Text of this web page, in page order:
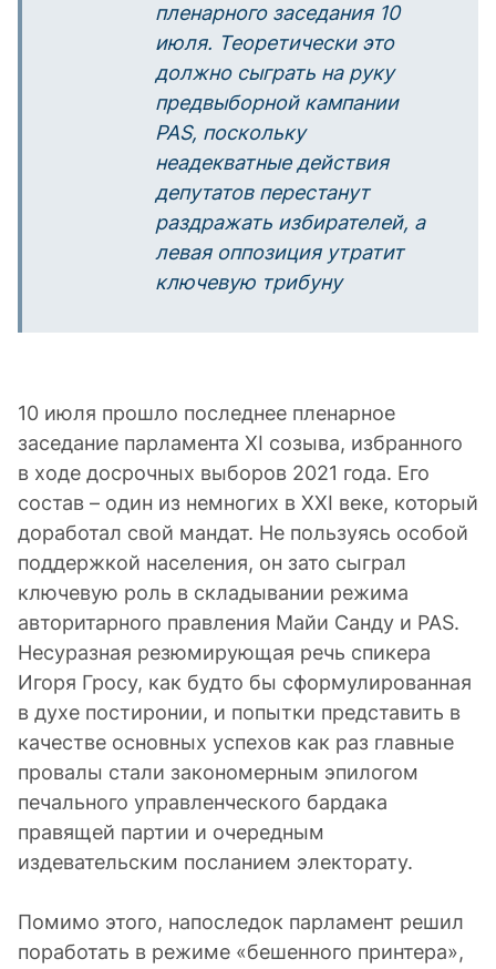
пленарного заседания 10
июля. Теоретически это
должно сыграть на руку
предвыборной кампании
PAS, поскольку
неадекватные действия
депутатов перестанут
раздражать избирателей, а
левая оппозиция утратит
ключевую трибуну
10 июля прошло последнее пленарное
заседание парламента XI созыва, избранного
в ходе досрочных выборов 2021 года. Его
состав – один из немногих в XXI веке, который
доработал свой мандат. Не пользуясь особой
поддержкой населения, он зато сыграл
ключевую роль в складывании режима
авторитарного правления Майи Санду и PAS.
Несуразная резюмирующая речь спикера
Игоря Гросу, как будто бы сформулированная
в духе постиронии, и попытки представить в
качестве основных успехов как раз главные
провалы стали закономерным эпилогом
печального управленческого бардака
правящей партии и очередным
издевательским посланием электорату.
Помимо этого, напоследок парламент решил
поработать в режиме «бешенного принтера»,